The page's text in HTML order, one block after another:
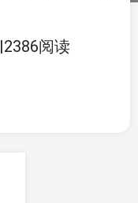
|2386阅读